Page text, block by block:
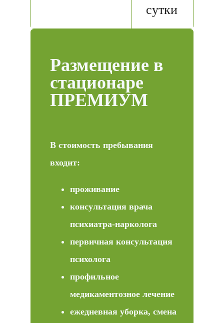
сутки
Размещение в
стационаре
ПРЕМИУМ
В стоимость пребывания
входит:
проживание
консультация врача
психиатра-нарколога
первичная консультация
психолога
профильное
медикаментозное лечение
ежедневная уборка, смена